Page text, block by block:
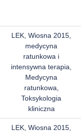
LEK, Wiosna 2015,
medycyna
ratunkowa i
intensywna terapia,
Medycyna
ratunkowa,
Toksykologia
kliniczna
LEK, Wiosna 2015,